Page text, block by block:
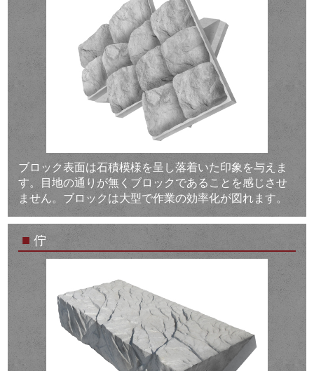
ブロック表面は石積模様を呈し落着いた印象を与えま
す。目地の通りが無くブロックであることを感じさせ
ません。ブロックは大型で作業の効率化が図れます。
■ 佇